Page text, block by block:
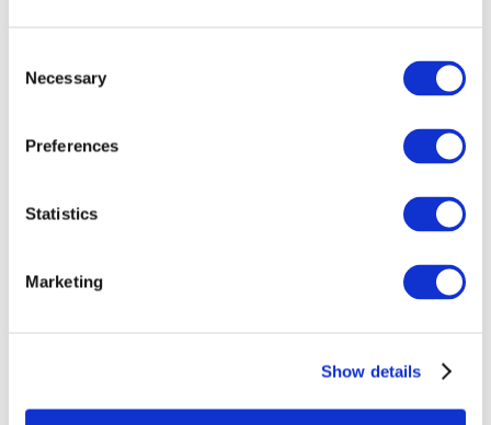
Selection
Necessary
Preferences
Statistics
Marketing
Show details
Összes
Concertos